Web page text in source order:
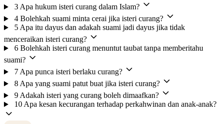
3 Apa hukum isteri curang dalam Islam?
4 Bolehkah suami minta cerai jika isteri curang?
5 Apa itu dayus dan adakah suami jadi dayus jika tidak
menceraikan isteri curang?
6 Bolehkah isteri curang menuntut taubat tanpa memberitahu
suami?
7 Apa punca isteri berlaku curang?
8 Apa yang suami patut buat jika isteri curang?
9 Adakah isteri yang curang boleh dimaafkan?
10 Apa kesan kecurangan terhadap perkahwinan dan anak-anak?